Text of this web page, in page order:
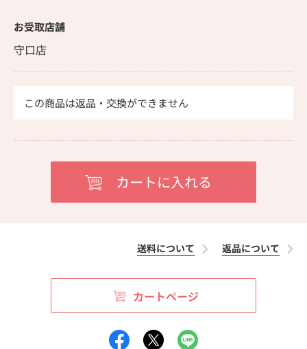
お受取店舗
守口店
この商品は返品・交換ができません
送料について 返品について
カートページ